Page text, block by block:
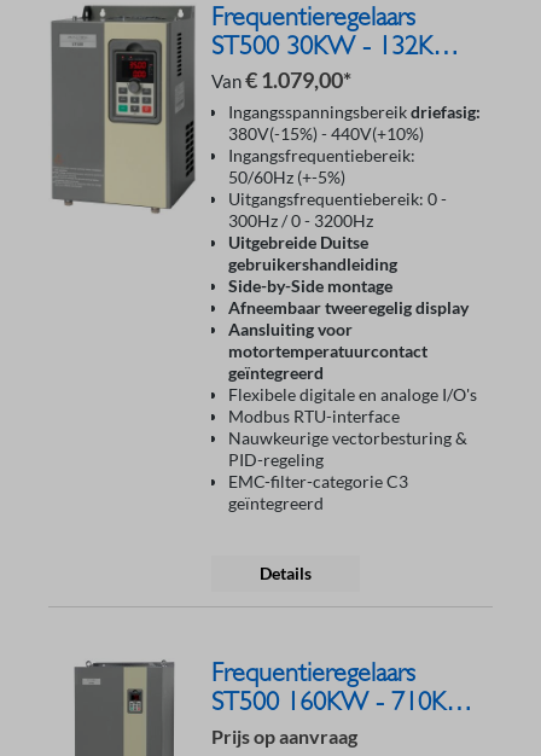
Frequentieregelaars
ST500 30KW - 132KW
400V
Van€ 1.079,00*
Ingangsspanningsbereikdriefasig:
380V(-15%) - 440V(+10%)
Ingangsfrequentiebereik:
50/60Hz (+-5%)
Uitgangsfrequentiebereik: 0 -
300Hz / 0 - 3200Hz
Uitgebreide Duitse
gebruikershandleiding
Side-by-Side montage
Afneembaar tweeregelig display
Aansluiting voor
motortemperatuurcontact
geïntegreerd
Flexibele digitale en analoge I/O's
Modbus RTU-interface
Nauwkeurige vectorbesturing &
PID-regeling
EMC-filter-categorie C3
geïntegreerd
Details
Frequentieregelaars
ST500 160KW - 710KW
400V
Prijs op aanvraag